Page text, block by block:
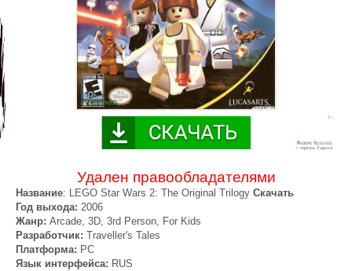
Удален правообладателями
Название: LEGO Star Wars 2: The Original Trilogy Скачать
Год выхода: 2006
Жанр: Arcade, 3D, 3rd Person, For Kids
Разработчик: Traveller's Tales
Платформа: PC
Язык интерфейса: RUS